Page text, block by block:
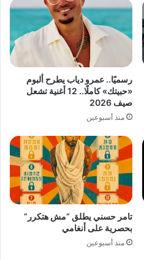
رسميًا.. عمرو دياب يطرح ألبوم
«حبيتك» كاملًا.. 12 أغنية تشعل
صيف 2026
منذ أسبوعين
تامر حسني يطلق “مش هتكرر”
بحصرية على أنغامي
منذ أسبوعين